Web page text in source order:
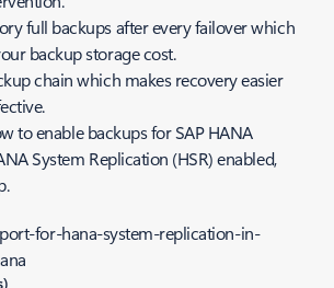
full backups after every failover which
backup storage cost.
chain which makes recovery easier
to enable backups for SAP HANA
System Replication (HSR) enabled,
for-hana-system-replication-in-